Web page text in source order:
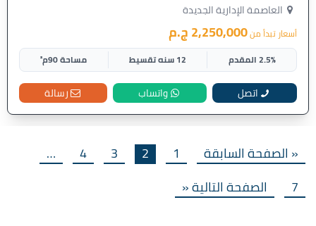
العاصمة الإدارية الجديدة
أسعار تبدأ من2,250,000 ج.م
2.5% المقدم 12 سنه تقسيط مساحة 90م²
اتصل واتساب رسالة
« الصفحة السابقة 1
2
3
4
…
7
الصفحة التالية «